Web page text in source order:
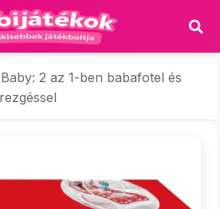
2 az 1-ben babafotel és